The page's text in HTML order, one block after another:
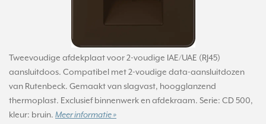
Tweevoudige afdekplaat voor 2-voudige IAE/UAE (RJ45)
aansluitdoos. Compatibel met 2-voudige data-aansluitdozen
van Rutenbeck. Gemaakt van slagvast, hoogglanzend
thermoplast. Exclusief binnenwerk en afdekraam. Serie: CD 500,
kleur: bruin. Meer informatie »